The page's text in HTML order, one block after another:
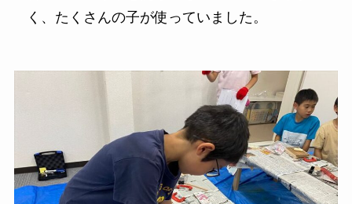
く、たくさんの子が使っていました。